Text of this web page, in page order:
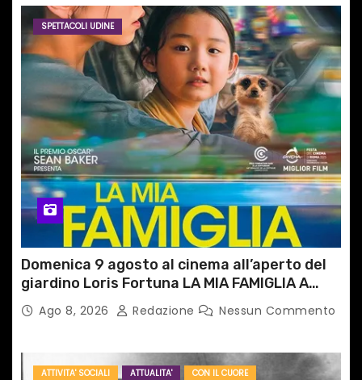
SPETTACOLI UDINE
Domenica 9 agosto al cinema all’aperto del
giardino Loris Fortuna LA MIA FAMIGLIA A
TAIPEIAgo 8, 2026 Redazione Nessun Commento
ATTIVITA' SOCIALI ATTUALITA' CON IL CUORE